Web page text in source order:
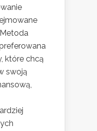
które chcą
swoją